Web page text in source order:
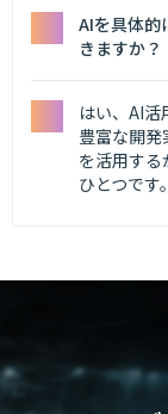
AIを具体的
きますか？
はい、AI活
豊富な開
を活用す
ひとつです。